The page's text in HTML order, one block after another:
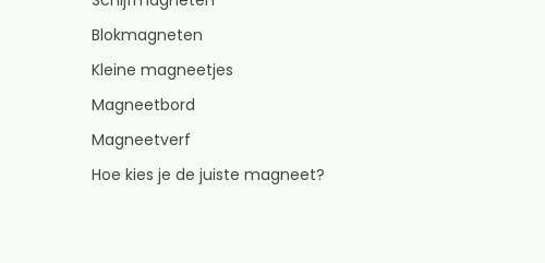
Blokmagneten
Kleine magneetjes
Magneetbord
Magneetverf
Hoe kies je de juiste magneet?